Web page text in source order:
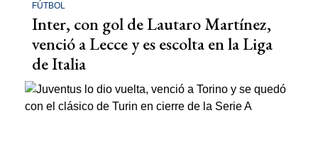
FÚTBOL
Inter, con gol de Lautaro Martínez,
venció a Lecce y es escolta en la Liga
de Italia